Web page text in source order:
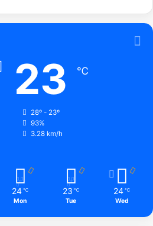
23 ℃
28º - 23º
93%
3.28 km/h
24 ℃
Mon
23 ℃
Tue
24 ℃
Wed